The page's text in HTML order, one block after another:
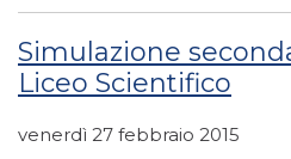
Simulazione
Liceo Scientifico
venerdì 27 febbraio 2015